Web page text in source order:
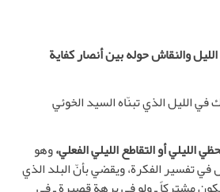
والنقاش حوله بين أنصار كفاية
الليل الذي تبنّاه السيد الخوئي
الليلي أو التقاطع الليلي الفعلي،وهو
في تفسير الفكرة، ويقضي بأنّ البلد الذي